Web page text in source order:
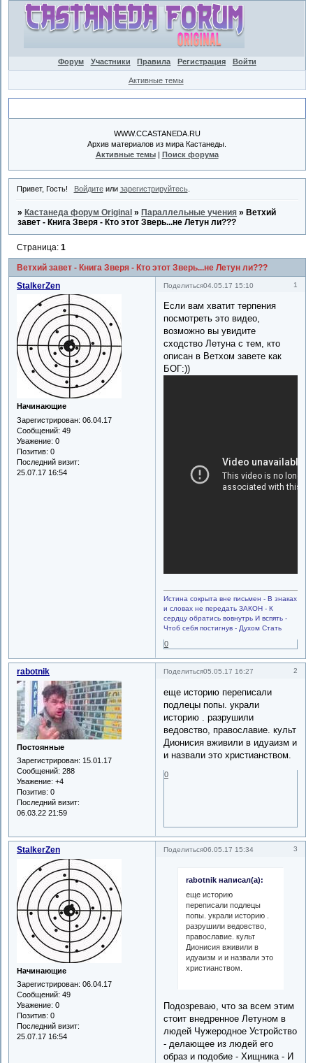
Форум Участники Правила Регистрация Войти
Активные темы
WWW.CCASTANEDA.RU
Архив материалов из мира Кастанеды.
Активные темы| Поиск форума
Привет, Гость! Войдитеили зарегистрируйтесь.
» Кастанеда форум Original » Параллельные учения » Ветхий
завет - Книга Зверя - Кто этот Зверь...не Летун ли???
Ветхий завет - Книга Зверя - Кто этот Зверь...не Летун ли???
Страница:1
Поделиться 1
04.05.17 15:10
StalkerZen
Начинающие
Зарегистрирован: 06.04.17
Сообщений: 49
Уважение: 0
Позитив: 0
Последний визит:
25.07.17 16:54
Если вам хватит терпения
посмотреть это видео,
возможно вы увидите
сходство Летуна с тем, кто
описан в Ветхом завете как
БОГ:))
Истина сокрыта вне письмен - В знаках
и словах не передать ЗАКОН - К
сердцу обратись вовнутрь И вспять -
Чтоб себя постигнув - Духом Стать
0
Поделиться 2
05.05.17 16:27
rabotnik
Постоянные
Зарегистрирован: 15.01.17
Сообщений: 288
Уважение: +4
Позитив: 0
Последний визит:
06.03.22 21:59
еще историю переписали
подлецы попы. украли
историю . разрушили
ведовство, православие. культ
Дионисия вживили в идуаизм и
и назвали это христианством.
0
Поделиться 3
06.05.17 15:34
StalkerZen
Начинающие
Зарегистрирован: 06.04.17
Сообщений: 49
Уважение: 0
Позитив: 0
Последний визит:
25.07.17 16:54
rabotnik написал(а):
еще историю
переписали подлецы
попы. украли историю .
разрушили ведовство,
православие. культ
Дионисия вживили в
идуаизм и и назвали это
христианством.
Подозреваю, что за всем этим
стоит внедренное Летуном в
людей Чужеродное Устройство
- делающее из людей его
образ и подобие - Хищника - И